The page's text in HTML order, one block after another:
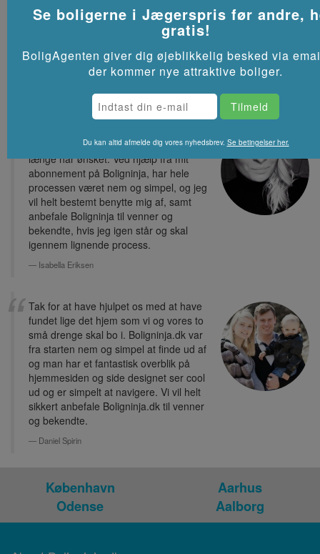
kommende måneder.
på Akutbolig.dk
finde lige præcis den lejlighed som jeg
længe har ønsket. Ved hjælp fra mit
abonnement på Boligninja, har hele
processen været nem og simpel, og jeg
vil helt bestemt benytte mig af, samt
anbefale Boligninja til venner og
bekendte, hvis jeg igen står og skal
igennem lignende process.
Isabella Eriksen
Tak for at have hjulpet os med at have
fundet lige det hjem som vi og vores to
små drenge skal bo i. Boligninja.dk var
fra starten nem og simpel at finde ud af
og man har et fantastisk overblik på
hjemmesiden og side designet ser cool
ud og er simpelt at navigere. Vi vil helt
sikkert anbefale Boligninja.dk til venner
og bekendte.
Daniel Spirin
København
Aarhus
Odense
Aalborg
Se boligerne i Jægerspris før andre,
gratis!
BoligAgenten giver dig øjeblikkelig besked via
der kommer nye attraktive boliger.
Du kan altid afmelde dig vores nyhedsbrev. Se betingelser her.